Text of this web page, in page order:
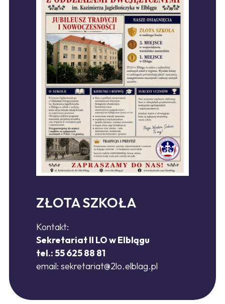
ZŁOTA SZKOŁA
Kontakt:
Sekretariat II LO w Elblągu
tel.: 55 625 88 81
email: sekretariat@2lo.elblag.pl